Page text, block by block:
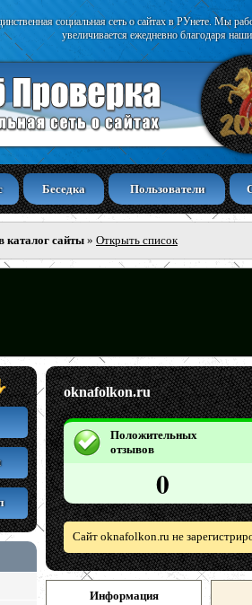
социальная сеть о сайтах в РУнете. Мы
увеличивается ежедневно благодаря
Беседка Пользователи
каталог сайты » Открыть список
oknafolkon.ru
Положительных
отзывов
0
Сайт oknafolkon.ru не
Информация